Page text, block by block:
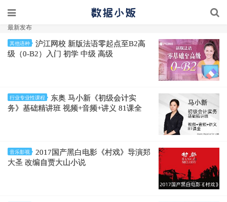
最新发布
其他语种
沪江网校 新版法语零起点至B2高
级（0-B2）入门 初学 中级 高级
行业专业性课程
东奥 马小新《初级会计实
务》基础精讲班 视频+音频+讲义 81课全
音乐影视
2017国产黑白电影《村戏》导演郑
大圣 改编自贾大山小说